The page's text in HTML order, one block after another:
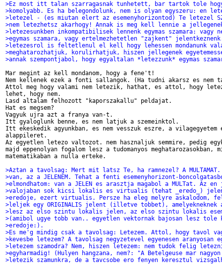
>Ez most itt talan szarragasnak tunhetett, bar tartok tole
>komolyabb. Es ha belegondolunk, nem is olyan egyszeru: en
>letezel - (es miutan elert az esemenyhorizontod) Te letezel
>nem letezhetsz akarhogy! Annak is meg kell lennie a
>letezesunkben inkompatibilisek lennenk egymas szamara: vagy
>egymas szamara, vagy ertelmezhetetlen "zajkent"
>letezesrol is feltetlenul el kell hogy lehessen mondanunk
>meghatarozhatjuk, korulirhatjuk, hiszen jellegenek
>annak szempontjabol, hogy egyaltalan *letezzunk* egymas
Mar megint az kell mondanom, hogy a fene't!
Nem kellenek ezek a fonti sallangok. (Ha tudni akarsz es nem
Attol meg hogy valami nem letezik, hathat, es attol, hogy
lehet, hogy nem.
Lasd altalam felhozott "kaporszakallu" peldajat.
Hat es megsem?
Vagyuk ujra azt a franya van-t.
Itt gyaloglunk benne, es nem latjuk a szemeinktol.
Itt ekeskedik agyunkban, es nem vesszuk eszre, a vilagegyetem
alappileret.
Az egyetlen letezo valtozot. nem hasznaljuk semmire, pedig
majd eppenolyan fogalom lesz a tudomanyos meghatarozasokban,
matematikaban a nulla erteke.
>Aztan a tavolsag: Mert mit latsz Te, ha ramnezel? A
>van, az a JELENEM. Tehat a fenti esemenyhorizont-
>elmondhatom: van a JELEN es arasztja magabol a MULTat. Az
>valojaban sok kicsi lokalis es virtualis (tehat _eredo_)
>eredoje, ezert virtualis. Persze ha eleg melyre askalodom,
>leljek egy ORIGINALIS jelent (illetve tobbet), amelyekneknek
>lesz az elso szintu lokalis jelen, az elso szintu lokalis
>(amibol ugye tobb van.. egyetlen vektornak bajosan lesz tole
>eredoje:).
>Es me'g mindig csak a tavolsag: Letezem. Attol, hogy tavol
>kevesbe letezem? A tavolsag negyzetevel egyenesen aranyosan
>letezem szamodra? Nem, hiszen letezem: nem tudok felig
>egyharmadig! (Hulyen hangzana, nem?: "A Betelgeuse mar
>letezik szamunkra, de a tavcsobe ero fenyen keresztul